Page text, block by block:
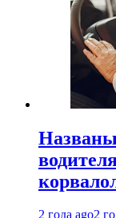
2 года ago2